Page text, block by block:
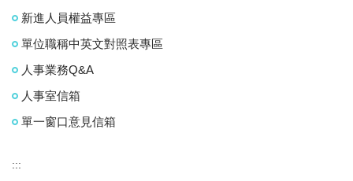
新進人員權益專區
單位職稱中英文對照表專區
人事業務Q&A
人事室信箱
單一窗口意見信箱
:::